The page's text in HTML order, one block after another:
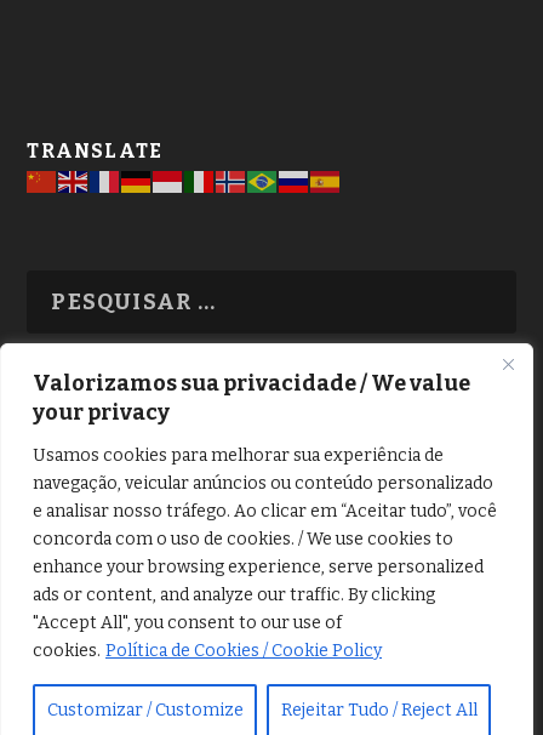
Valorizamos sua privacidade / We value
your privacy
Usamos cookies para melhorar sua experiência de
navegação, veicular anúncios ou conteúdo personalizado
e analisar nosso tráfego. Ao clicar em “Aceitar tudo”, você
concorda com o uso de cookies. / We use cookies to
enhance your browsing experience, serve personalized
ads or content, and analyze our traffic. By clicking
"Accept All", you consent to our use of
cookies. Política de Cookies / Cookie Policy
Customizar / Customize Rejeitar Tudo / Reject All
TRANSLATE
TODAS OS ASSUNTOS
Copyright © Alô Tatuapé 2013 / 2026
Desenvolvido por ALOSP MKT DIGITAL